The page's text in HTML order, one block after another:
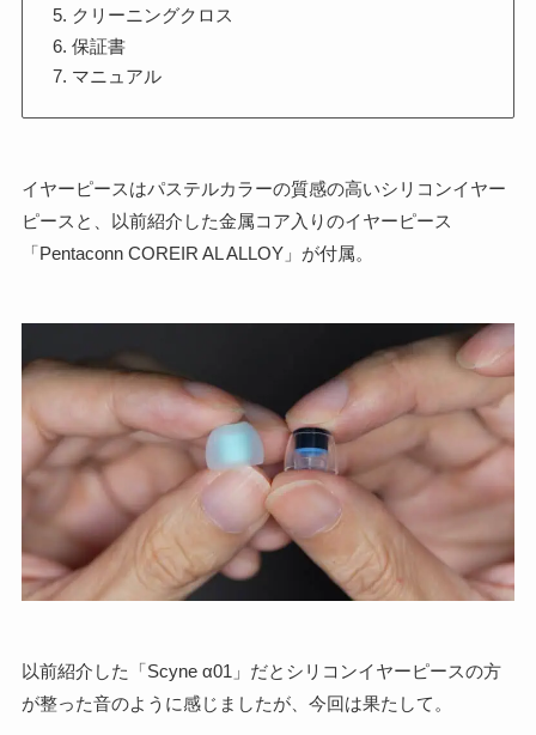
クリーニングクロス
保証書
マニュアル
イヤーピースはパステルカラーの質感の高いシリコンイヤー
ピースと、以前紹介した金属コア入りのイヤーピース
「Pentaconn COREIR AL ALLOY」が付属。
以前紹介した「Scyne α01」だとシリコンイヤーピースの方
が整った音のように感じましたが、今回は果たして。